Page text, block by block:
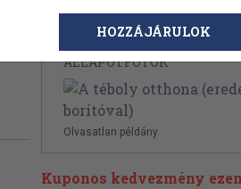
Megvásárolható
ÁLLAPOTFOTÓK
Olvasatlan példány
Kuponos kedvezmény
HOZZÁJÁRULOK